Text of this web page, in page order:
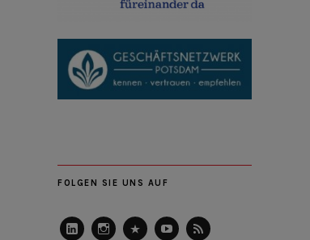
FOLGEN SIE UNS AUF